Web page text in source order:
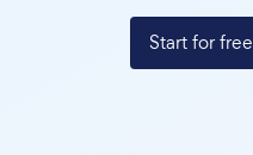
Start for free